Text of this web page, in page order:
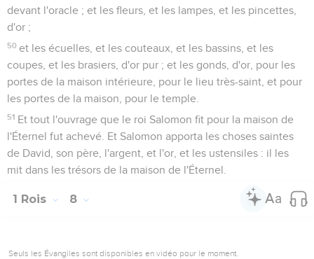
devant l'oracle ; et les fleurs, et les lampes, et les pincettes,
d'or ;
50 et les écuelles, et les couteaux, et les bassins, et les
coupes, et les brasiers, d'or pur ; et les gonds, d'or, pour les
portes de la maison intérieure, pour le lieu très-saint, et pour
les portes de la maison, pour le temple.
51 Et tout l'ouvrage que le roi Salomon fit pour la maison de
l'Éternel fut achevé. Et Salomon apporta les choses saintes
de David, son père, l'argent, et l'or, et les ustensiles : il les
mit dans les trésors de la maison de l'Éternel.
1 Rois 8
Seuls les Évangiles sont disponibles en vidéo pour le moment.